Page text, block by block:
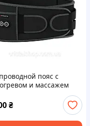
пояс с
и массажем
для поясницы
mAh)
₴